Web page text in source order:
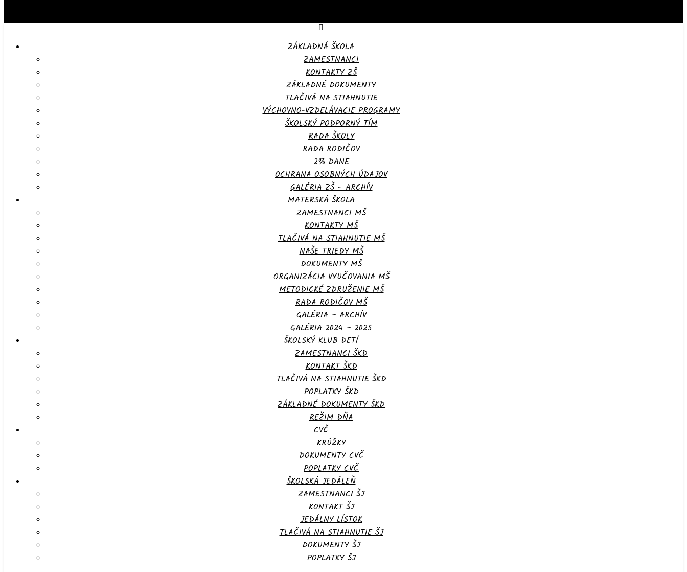
ZÁKLADNÁ ŠKOLA
ZAMESTNANCI
KONTAKTY ZŠ
ZÁKLADNÉ DOKUMENTY
TLAČIVÁ NA STIAHNUTIE
VÝCHOVNO-VZDELÁVACIE PROGRAMY
ŠKOLSKÝ PODPORNÝ TÍM
RADA ŠKOLY
RADA RODIČOV
2% DANE
OCHRANA OSOBNÝCH ÚDAJOV
GALÉRIA ZŠ – ARCHÍV
MATERSKÁ ŠKOLA
ZAMESTNANCI MŠ
KONTAKTY MŠ
TLAČIVÁ NA STIAHNUTIE MŠ
NAŠE TRIEDY MŠ
DOKUMENTY MŠ
ORGANIZÁCIA VYUČOVANIA MŠ
METODICKÉ ZDRUŽENIE MŠ
RADA RODIČOV MŠ
GALÉRIA – ARCHÍV
GALÉRIA 2024 – 2025
ŠKOLSKÝ KLUB DETÍ
ZAMESTNANCI ŠKD
KONTAKT ŠKD
TLAČIVÁ NA STIAHNUTIE ŠKD
POPLATKY ŠKD
ZÁKLADNÉ DOKUMENTY ŠKD
REŽIM DŇA
CVČ
KRÚŽKY
DOKUMENTY CVČ
POPLATKY CVČ
ŠKOLSKÁ JEDÁLEŇ
ZAMESTNANCI ŠJ
KONTAKT ŠJ
JEDÁLNY LÍSTOK
TLAČIVÁ NA STIAHNUTIE ŠJ
DOKUMENTY ŠJ
POPLATKY ŠJ